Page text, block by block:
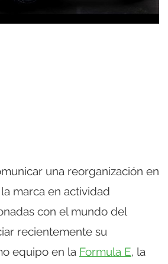
una reorganización en
marca en actividad
con el mundo del
recientemente su
equipo en la Formula E, la